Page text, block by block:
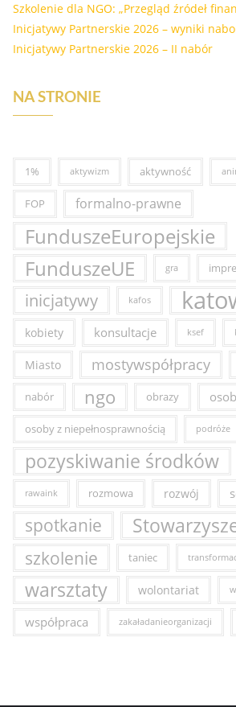
Szkolenie dla NGO: „Przegląd źródeł
Inicjatywy Partnerskie 2026 – wyniki
Inicjatywy Partnerskie 2026 – II nabór
NA STRONIE
1% aktywizm aktywność
FOP formalno-prawne
FunduszeEuropejskie
FunduszeUE
gra
inicjatywy kafos
kobiety konsultacje ksef
Miasto mostywspółpracy
nabór ngo obrazy
osoby z niepełnosprawnością podróże
pozyskiwanie środków
rawaink rozmowa rozwój
spotkanie
szkolenie taniec
warsztaty wolontariat
współpraca zakaładanieorganizacji